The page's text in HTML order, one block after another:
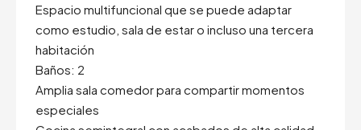
Espacio multifuncional que se puede adaptar
como estudio, sala de estar o incluso una tercera
habitación
Baños: 2
Amplia sala comedor para compartir momentos
especiales